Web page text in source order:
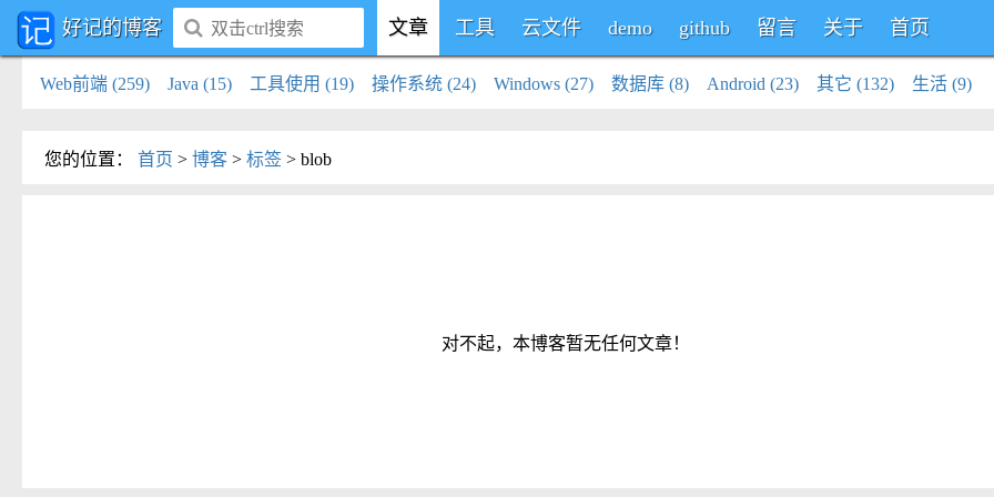
好记的博客 文章 工具 云文件 demo github 留言 关于 首页
Web前端 (259) Java (15) 工具使用 (19) 操作系统 (24) Windows (27) 数据库 (8) Android (23) 其它 (132) 生活 (9)
您的位置 ： 首页 > 博客 > 标签 > blob
对不起，本博客暂无任何文章！